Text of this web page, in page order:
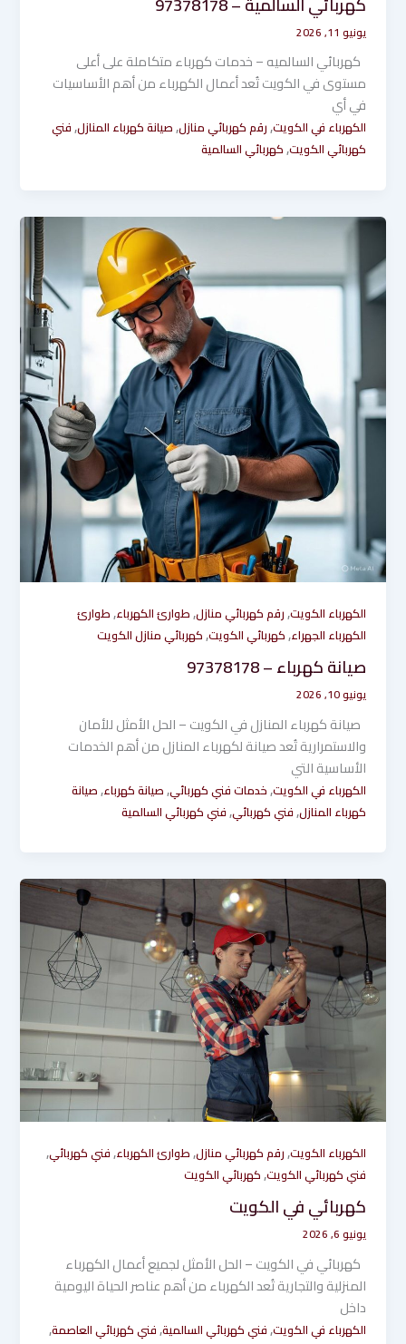
يونيو 11, 2026
كهربائي السالميه – خدمات كهرباء متكاملة على أعلى
مستوى في الكويت تُعد أعمال الكهرباء من أهم الأساسيات
في أي
الكهرباء في الكويت,رقم كهربائي منازل,صيانة كهرباء المنازل,فني
كهربائي الكويت,كهربائي السالمية
الكهرباء الكويت,رقم كهربائي منازل,طوارئ الكهرباء,طوارئ
الكهرباء الجهراء,كهربائي الكويت,كهربائي منازل الكويت
صيانة كهرباء – 97378178
يونيو 10, 2026
صيانة كهرباء المنازل في الكويت – الحل الأمثل للأمان
والاستمرارية تُعد صيانة لكهرباء المنازل من أهم الخدمات
الأساسية التي
الكهرباء في الكويت,خدمات فني كهربائي,صيانة كهرباء,صيانة
كهرباء المنازل,فني كهربائي,فني كهربائي السالمية
الكهرباء الكويت,رقم كهربائي منازل,طوارئ الكهرباء,فني كهربائي,
فني كهربائي الكويت,كهربائي الكويت
كهربائي في الكويت
يونيو 6, 2026
كهربائي في الكويت – الحل الأمثل لجميع أعمال الكهرباء
المنزلية والتجارية تُعد الكهرباء من أهم عناصر الحياة اليومية
داخل
الكهرباء في الكويت,فني كهربائي السالمية,فني كهربائي العاصمة,